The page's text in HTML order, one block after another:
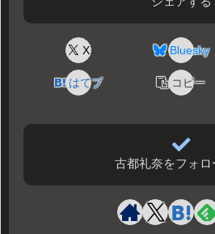
X Bluesky
はてブ コピー
古都礼奈をフォロ